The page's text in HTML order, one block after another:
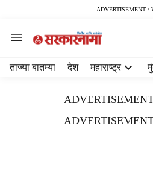
ADVERTISEMENT /
ताज्या बातम्या देश महाराष्ट्र